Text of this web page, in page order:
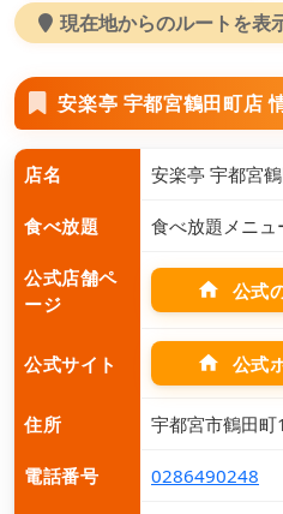
現在地からのルートを表
安楽亭 宇都宮鶴田町店
店名 安楽亭 宇都宮
食べ放題 食べ放題メニュ
公式店舗ペ
ージ
home 公式
公式サイト home 公式
住所 宇都宮市鶴田
電話番号 0286490248